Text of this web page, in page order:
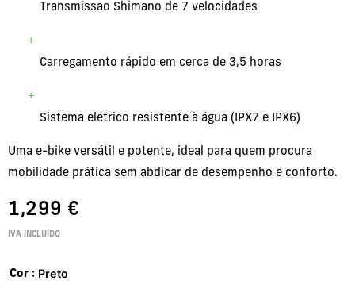
Transmissão Shimano de 7 velocidades
Carregamento rápido em cerca de 3,5 horas
Sistema elétrico resistente à água (IPX7 e IPX6)
Uma e-bike versátil e potente, ideal para quem procura
mobilidade prática sem abdicar de desempenho e conforto.
1,299 €
IVA INCLUÍDO
Cor : Preto